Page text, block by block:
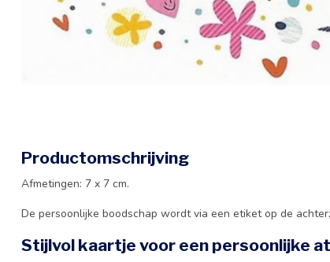
Productomschrijving
Afmetingen: 7 x 7 cm.
De persoonlijke boodschap wordt via een etiket op de
Stijlvol kaartje voor een persoonlijke